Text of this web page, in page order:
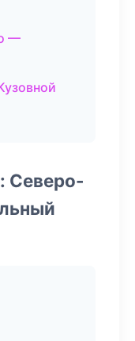
—
Северо-